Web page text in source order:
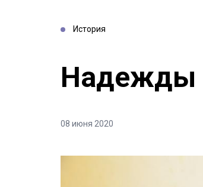
История
Надежды
08 июня 2020